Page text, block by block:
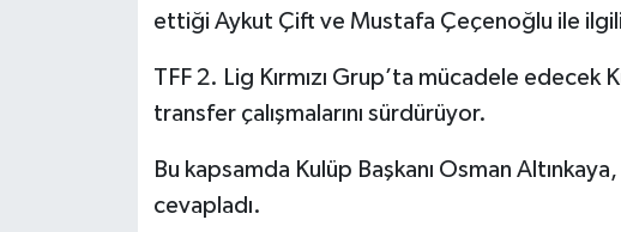
ettiği Aykut Çift ve Mustafa Çeçenoğlu ile
TFF 2. Lig Kırmızı Grup’ta mücadele
transfer çalışmalarını sürdürüyor.
Bu kapsamda Kulüp Başkanı Osman
cevapladı.
Kültür Sanat